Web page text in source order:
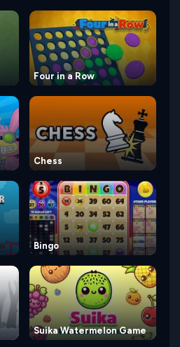
Four in a Row
Chess
Bingo
Suika Watermelon Game